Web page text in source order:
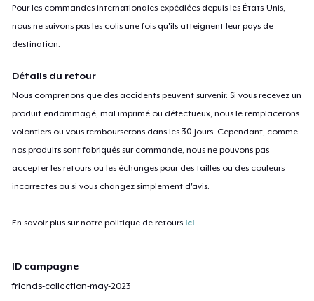
Pour les commandes internationales expédiées depuis les États-Unis,
nous ne suivons pas les colis une fois qu'ils atteignent leur pays de
destination.
Détails du retour
Nous comprenons que des accidents peuvent survenir. Si vous recevez un
produit endommagé, mal imprimé ou défectueux, nous le remplacerons
volontiers ou vous rembourserons dans les 30 jours. Cependant, comme
nos produits sont fabriqués sur commande, nous ne pouvons pas
accepter les retours ou les échanges pour des tailles ou des couleurs
incorrectes ou si vous changez simplement d'avis.
En savoir plus sur notre politique de retours ici
ID campagne
friends-collection-may-2023